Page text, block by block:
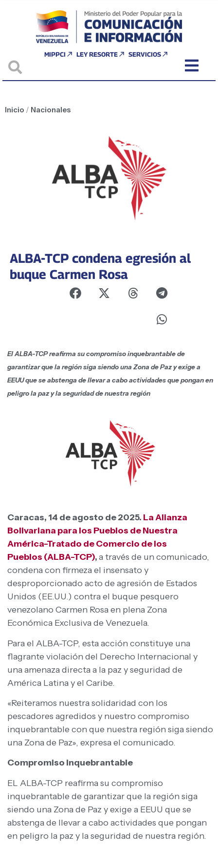
MIPPCI LEY RESORTE SERVICIOS
Inicio / Nacionales
ALBA-TCP condena egresión al
buque Carmen Rosa
El ALBA-TCP reafirma su compromiso inquebrantable de
garantizar que la región siga siendo una Zona de Paz y exige a
EEUU que se abstenga de llevar a cabo actividades que pongan en
peligro la paz y la seguridad de nuestra región
Caracas, 14 de agosto de 2025. La Alianza
Bolivariana para los Pueblos de Nuestra
América-Tratado de Comercio de los
Pueblos (ALBA-TCP),a través de un comunicado,
condena con firmeza el insensato y
desproporcionado acto de agresión de Estados
Unidos (EE.UU.) contra el buque pesquero
venezolano Carmen Rosa en plena Zona
Económica Exclusiva de Venezuela.
Para el ALBA-TCP, esta acción constituye una
flagrante violación del Derecho Internacional y
una amenaza directa a la paz y seguridad de
América Latina y el Caribe.
«Reiteramos nuestra solidaridad con los
pescadores agredidos y nuestro compromiso
inquebrantable con que nuestra región siga siendo
una Zona de Paz», expresa el comunicado.
Compromiso inquebrantable
EL ALBA-TCP reafirma su compromiso
inquebrantable de garantizar que la región siga
siendo una Zona de Paz y exige a EEUU que se
abstenga de llevar a cabo actividades que pongan
en peligro la paz y la seguridad de nuestra región.